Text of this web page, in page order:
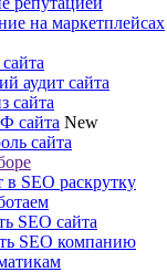
на маркетплейсах
аудит сайта
сайта
сайта New
сайта
в SEO раскрутку
SEO сайта
SEO компанию